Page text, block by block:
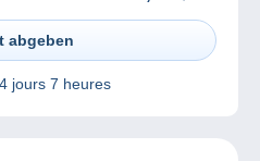
abgeben
4 jours 7 heures